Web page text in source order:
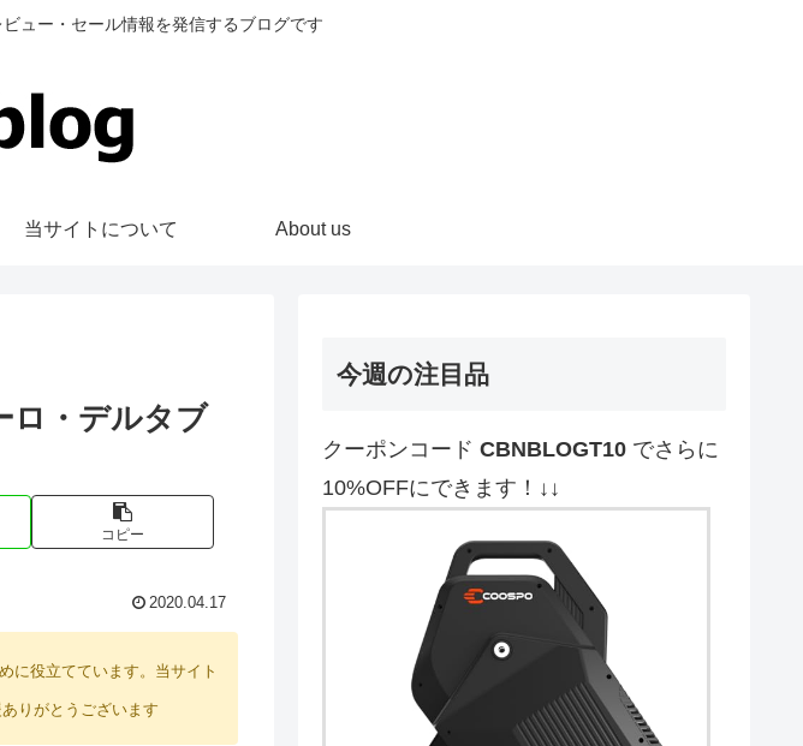
ュー・セール情報を発信するブログです
当サイトについて About us
ロ・デルタブ
コピー
2020.04.17
に役立てています。当サイト
りがとうございます
今週の注目品
クーポンコード CBNBLOGT10 でさらに
10%OFFにできます！↓↓